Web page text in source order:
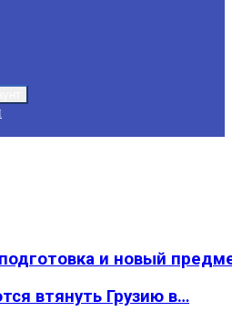
и новый
втянуть Грузию в…